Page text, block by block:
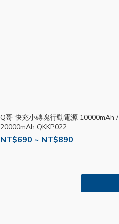
Q哥 快充小磚塊行動電源 10000mAh /
20000mAh QKKP022
NT$690 ~ NT$890